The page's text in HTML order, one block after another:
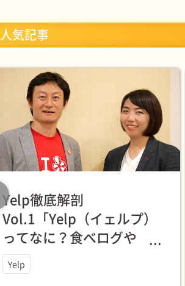
人気記事
Previous
Yelp徹底解剖
Vol.1「Yelp（イェルプ）
ってなに？食べログや
Rettyとなにが違うんです
か？」中の人に聞いてき
Yelp